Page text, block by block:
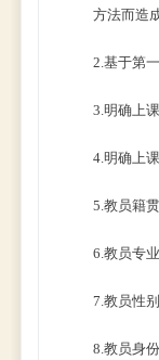
方法而造
2.基于第
3.明确上
4.明确上
5.教员籍
6.教员专
7.教员性别
8.教员身份